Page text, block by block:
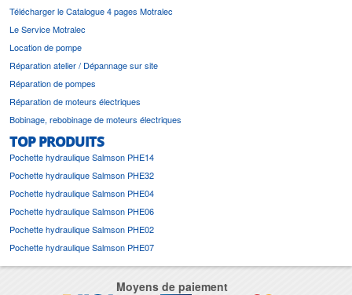
Télécharger le Catalogue 4 pages Motralec
Le Service Motralec
Location de pompe
Réparation atelier / Dépannage sur site
Réparation de pompes
Réparation de moteurs électriques
Bobinage, rebobinage de moteurs électriques
TOP PRODUITS
Pochette hydraulique Salmson PHE14
Pochette hydraulique Salmson PHE32
Pochette hydraulique Salmson PHE04
Pochette hydraulique Salmson PHE06
Pochette hydraulique Salmson PHE02
Pochette hydraulique Salmson PHE07
Moyens de paiement